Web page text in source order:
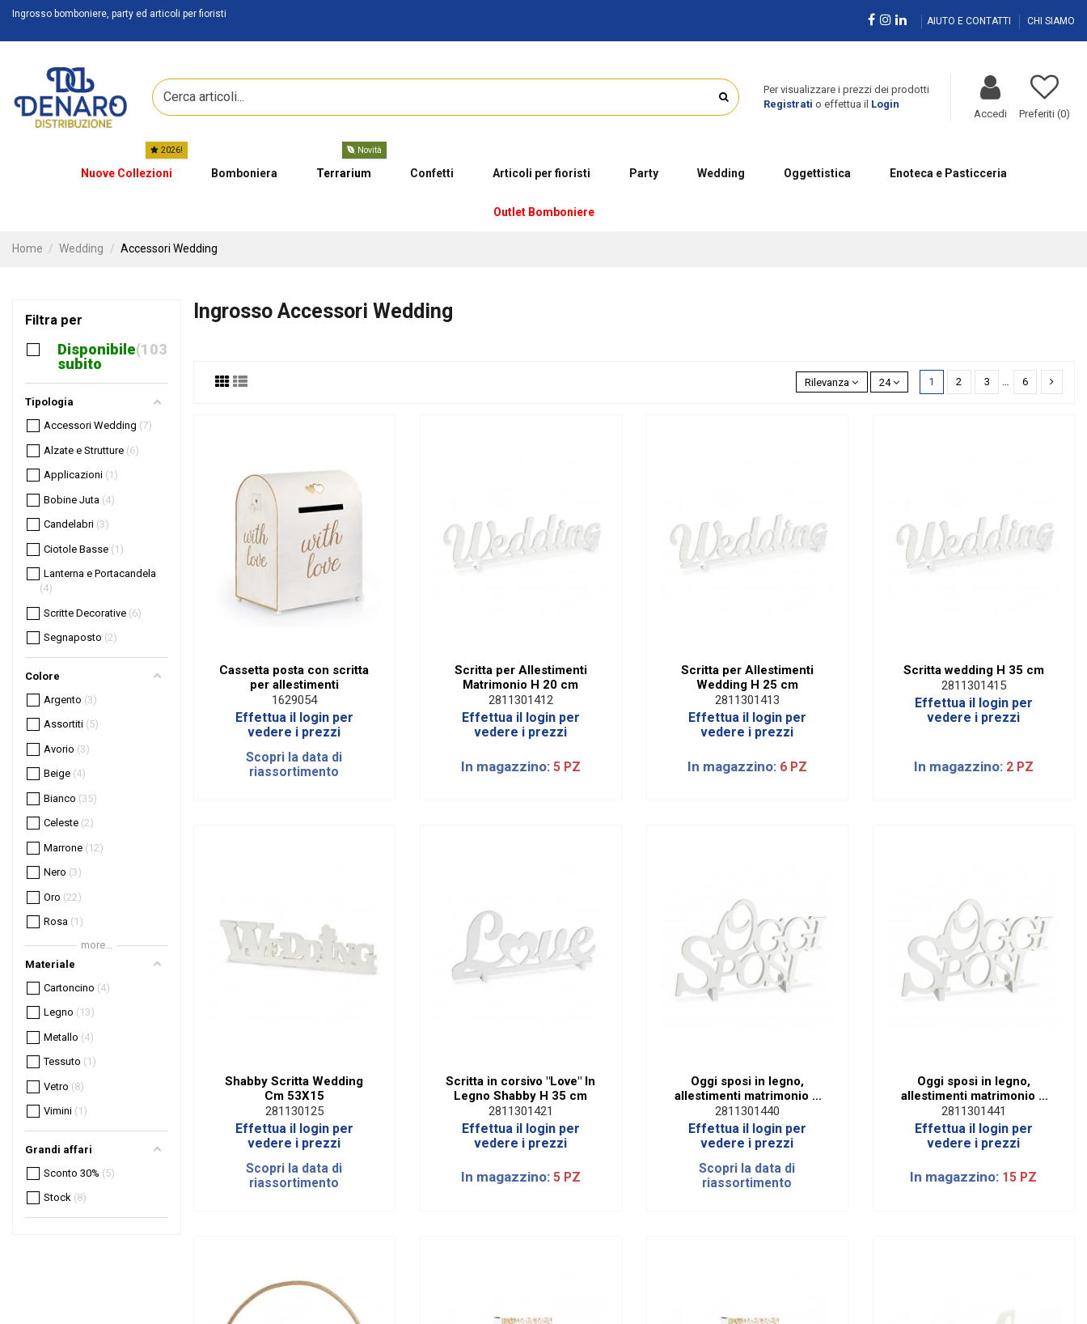
Ingrosso bomboniere, party ed articoli per fioristi
AIUTO E CONTATTI CHI SIAMO
Per visualizzare i prezzi dei prodotti
Registrati o effettua il Login
Accedi Preferiti (0)
Nuove Collezioni
2026!
Bomboniera Terrarium
Novità
Confetti Articoli per fioristi Party Wedding Oggettistica Enoteca e Pasticceria
Outlet Bomboniere
Home Wedding Accessori Wedding
Ingrosso Accessori Wedding
Rilevanza 24 1 2 3 … 6
Cassetta posta con scritta
per allestimenti
1629054
Effettua il login per
vedere i prezzi
Scopri la data di
riassortimento
Scritta per Allestimenti
Matrimonio H 20 cm
2811301412
Effettua il login per
vedere i prezzi
In magazzino: 5 PZ
Scritta per Allestimenti
Wedding H 25 cm
2811301413
Effettua il login per
vedere i prezzi
In magazzino: 6 PZ
Scritta wedding H 35 cm
2811301415
Effettua il login per
vedere i prezzi
In magazzino: 2 PZ
Shabby Scritta Wedding
Cm 53X15
281130125
Effettua il login per
vedere i prezzi
Scopri la data di
riassortimento
Scritta in corsivo "Love" In
Legno Shabby H 35 cm
2811301421
Effettua il login per
vedere i prezzi
In magazzino: 5 PZ
Oggi sposi in legno,
allestimenti matrimonio h
25 cm
2811301440
Effettua il login per
vedere i prezzi
Scopri la data di
riassortimento
Oggi sposi in legno,
allestimenti matrimonio h
30 cm
2811301441
Effettua il login per
vedere i prezzi
In magazzino: 15 PZ
Filtra per
Disponibile
subito
103
Tipologia
Accessori Wedding 7
Alzate e Strutture 6
Applicazioni 1
Bobine Juta 4
Candelabri 3
Ciotole Basse 1
Lanterna e Portacandela
4
Scritte Decorative 6
Segnaposto 2
Colore
Argento 3
Assortiti 5
Avorio 3
Beige 4
Bianco 35
Celeste 2
Marrone 12
Nero 3
Oro 22
Rosa 1
Rosa antico 1
Rosso
Tortora 1
Trasparente
Verde 1
more...
Materiale
Cartoncino 4
Legno 13
Metallo 4
Tessuto 1
Vetro 8
Vimini 1
Grandi affari
Sconto 30% 5
Stock 8